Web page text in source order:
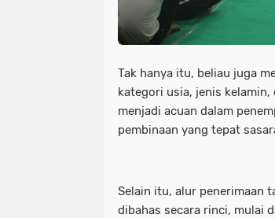
Tak hanya itu, beliau juga
kategori usia, jenis
menjadi acuan dalam
pembinaan yang tepat
Selain itu, alur penerimaan
dibahas secara rinci, mulai